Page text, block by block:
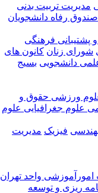
مدیریت تربیت بدنی
رفاه دانشجویان
فرهنگی
شورای زنان کانون های
دانشجویی بسیج
ورزشی حقوق و
علوم جغرافیایی علوم
فیزیک مدیریت
واحد تهران
ریزی و توسعه